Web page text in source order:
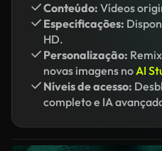
Conteúdo: Vídeos
Especificações:
HD.
Personalização:
novas imagens noAI
Níveis de acesso:
completo e IA